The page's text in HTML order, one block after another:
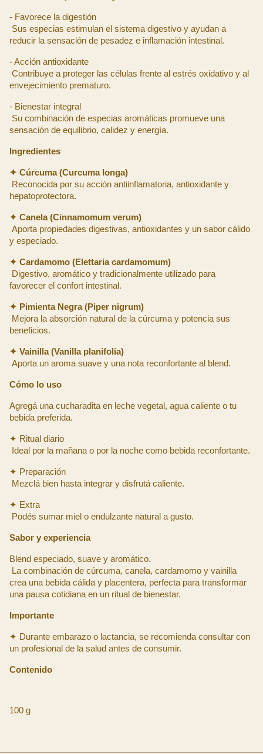
- Favorece la digestión
reducir la sensación de pesadez e inflamación intestinal.
- Acción antioxidante
envejecimiento prematuro.
- Bienestar integral
sensación de equilibrio, calidez y energía.
Ingredientes
✦ Cúrcuma (Curcuma longa)
hepatoprotectora.
✦ Canela (Cinnamomum verum)
y especiado.
✦ Cardamomo (Elettaria cardamomum)
favorecer el confort intestinal.
✦ Pimienta Negra (Piper nigrum)
beneficios.
✦ Vainilla (Vanilla planifolia)
Aporta un aroma suave y una nota reconfortante al blend.
Cómo lo uso
Agregá una cucharadita en leche vegetal, agua caliente o tu
bebida preferida.
✦ Ritual diario
Ideal por la mañana o por la noche como bebida reconfortante.
✦ Preparación
Mezclá bien hasta integrar y disfrutá caliente.
✦ Extra
Podés sumar miel o endulzante natural a gusto.
Sabor y experiencia
Blend especiado, suave y aromático.
crea una bebida cálida y placentera, perfecta para transformar
una pausa cotidiana en un ritual de bienestar.
Importante
✦ Durante embarazo o lactancia, se recomienda consultar con
un profesional de la salud antes de consumir.
Contenido
100 g